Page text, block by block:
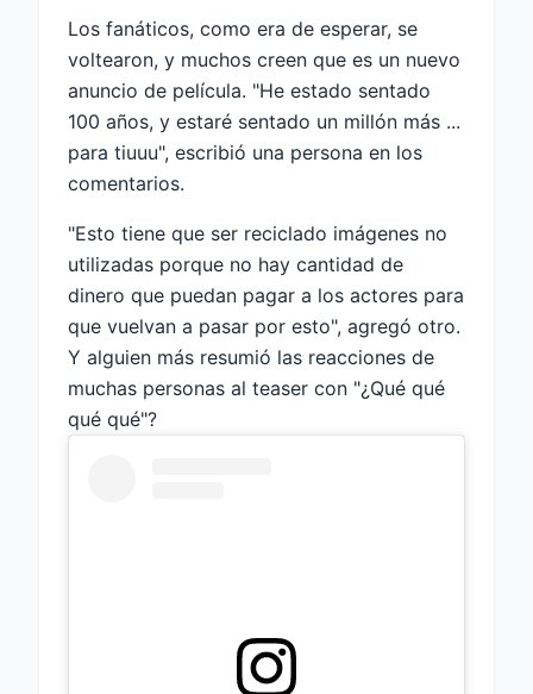
Los fanáticos, como era de esperar, se
voltearon, y muchos creen que es un nuevo
anuncio de película. "He estado sentado
100 años, y estaré sentado un millón más ...
para tiuuu", escribió una persona en los
comentarios.
"Esto tiene que ser reciclado imágenes no
utilizadas porque no hay cantidad de
dinero que puedan pagar a los actores para
que vuelvan a pasar por esto", agregó otro.
Y alguien más resumió las reacciones de
muchas personas al teaser con "¿Qué qué
qué qué"?